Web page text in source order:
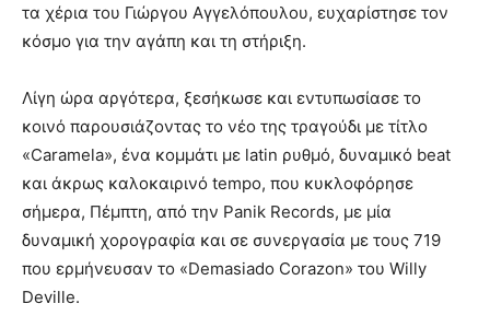
τα χέρια του Γιώργου Αγγελόπουλου, ευχαρίστησε τον
κόσμο για την αγάπη και τη στήριξη.
Λίγη ώρα αργότερα, ξεσήκωσε και εντυπωσίασε το
κοινό παρουσιάζοντας το νέο της τραγούδι με τίτλο
«Caramela», ένα κομμάτι με latin ρυθμό, δυναμικό beat
και άκρως καλοκαιρινό tempo, που κυκλοφόρησε
σήμερα, Πέμπτη, από την Panik Records, με μία
δυναμική χορογραφία και σε συνεργασία με τους 719
που ερμήνευσαν το «Demasiado Corazon» του Willy
Deville.